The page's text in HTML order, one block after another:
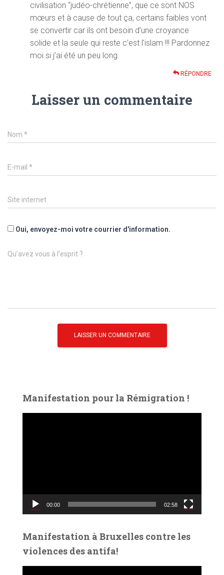
civilisation “judéo-chrétienne”, que ce sont NOS
mœurs et à cause de tout ça, certains faibles vont
se convertir car ils ont besoin d’une croyance
solide et la seule qui reste c’est l’islam !!! Pardonnez
moi si j’ai été un peu long.
RÉPONDRE
Laisser un commentaire
Nom *
E-mail *
Site internet
Oui, envoyez-moi votre courrier d'information.
Qu’avez vous à l’esprit ?
Manifestation pour la Rémigration !
v
o
00:00 02:58
Manifestation à Bruxelles contre les
violences des antifa!